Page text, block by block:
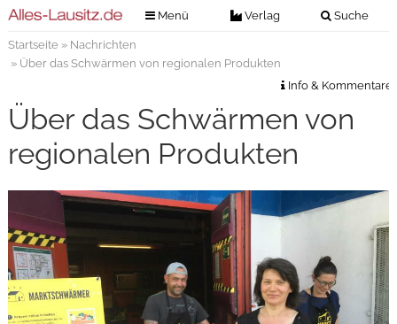
Menü Verlag Suche
Verlag
Kontakt
Impressum
Veranstaltungstickets
Anzeigenannahme
Anzeigensuche
Digitale Ausgaben
Startseite» Nachrichten
» Über das Schwärmen von regionalen Produkten
Info & Kommentare
Über das Schwärmen von
regionalen Produkten